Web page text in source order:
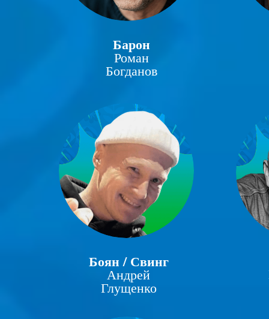
Барон
Роман
Богданов
Боян / Свинг
Андрей
Глущенко